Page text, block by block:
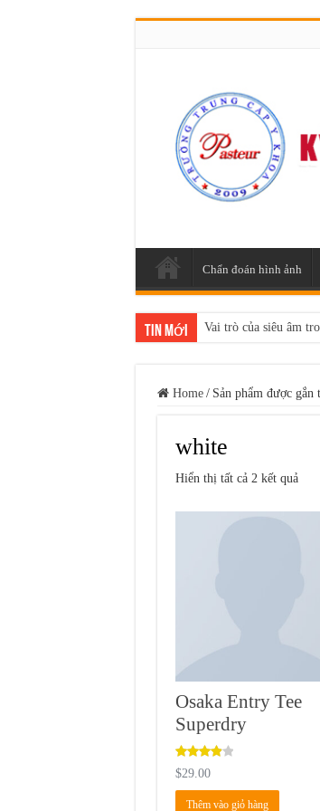
Chẩn đoán hình ảnh
Tin mới Vai trò của siêu âm
Home / Sản phẩm được gắn
white
Hiển thị tất cả 2 kết quả
Osaka Entry Tee
Superdry
Được
4.00 5
$29.00
Thêm vào giỏ hàng